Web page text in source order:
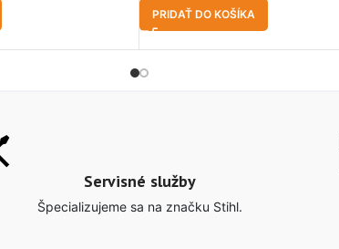
PRIDAŤ DO KOŠÍKA
Servisné služby
Špecializujeme sa na značku Stihl.